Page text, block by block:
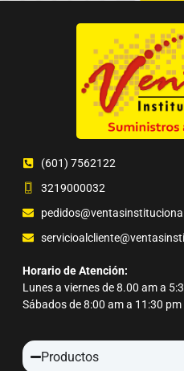
(601) 7562122
3219000032
Horario de Atención:
Lunes a viernes de 8.00 am a
Sábados de 8:00 am a 11:30 pm
Productos